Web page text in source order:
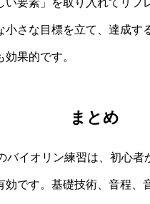
い要素」を取り入れてリフ
小さな目標を立て、達成す
果的です。
まとめ
バイオリン練習は、初心者
効です。基礎技術、音程、